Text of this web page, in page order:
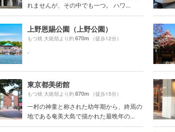
れませんが、その中でも一つ。 ハワ...
上野恩賜公園（上野公園）
もつ焼 大統領より約670m （徒歩12分）
.
東京都美術館
もつ焼 大統領より約870m （徒歩15分）
一村の神童と称された幼年期から、終焉の
地である奄美大島で描かれた最晩年の...